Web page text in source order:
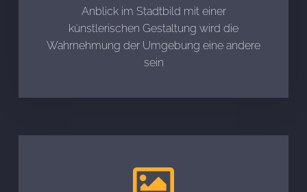
Anblick im Stadtbild mit einer
künstlerischen Gestaltung wird die
Wahrnehmung der Umgebung eine andere
sein